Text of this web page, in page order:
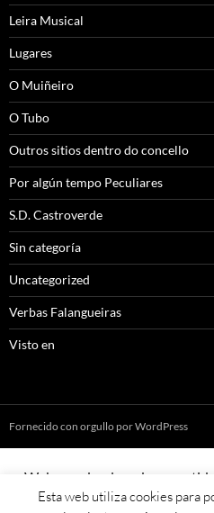
Leira Musical
Lugares
O Muiñeiro
O Tubo
Outros sitios dentro do concello
Por algún tempo Peculiares
S.D. Castroverde
Sin categoría
Uncategorized
Verbas Falangueiras
Visto en
Fornecido con orgullo por WordPress
Web creada, aloxada e
Visítanos en https://
Esta web utiliza cookies para